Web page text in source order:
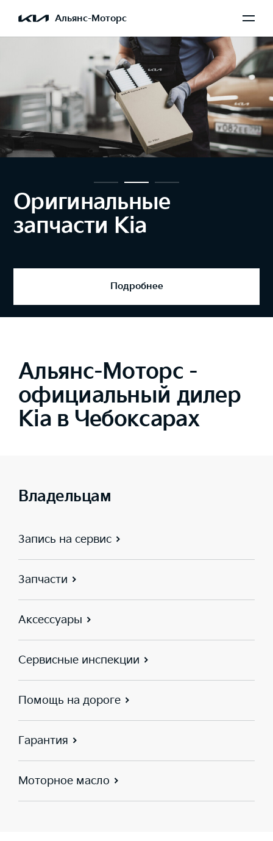
Альянс-Моторс
Оригинальные
запчасти Kia
Подробнее
Альянс-Моторс -
официальный дилер
Kia в Чебоксарах
Владельцам
Запись на сервис
Запчасти
Аксессуары
Сервисные инспекции
Помощь на дороге
Гарантия
Моторное масло